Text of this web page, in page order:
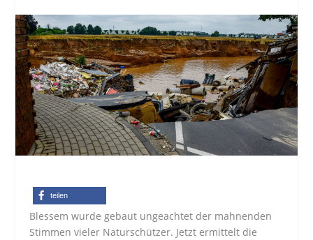
teilen
Blessem wurde gebaut ungeachtet der mahnenden
Stimmen vieler Naturschützer. Jetzt ermittelt die